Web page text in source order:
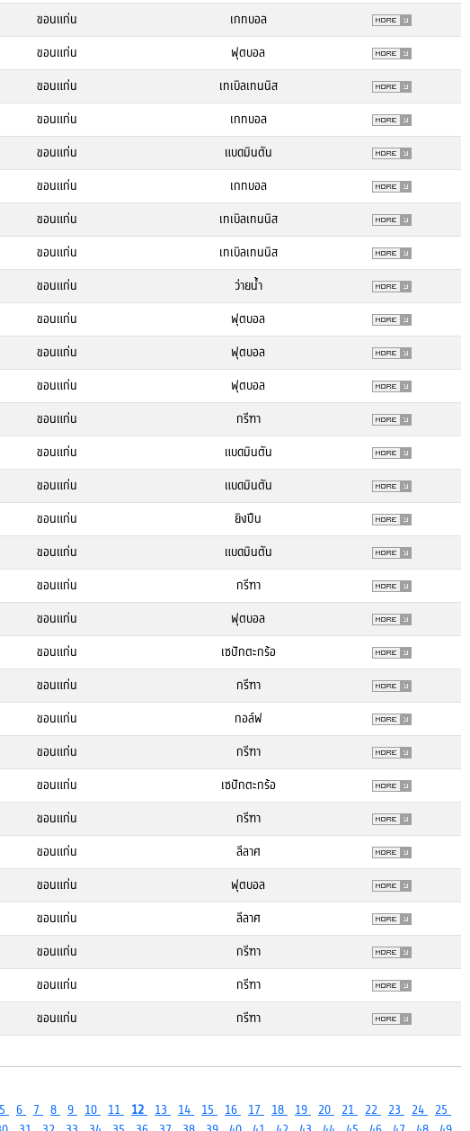
ขอนแก่น
เกทบอล
ขอนแก่น
ฟุตบอล
ขอนแก่น
เทเบิลเทนนิส
ขอนแก่น
เกทบอล
ขอนแก่น
แบดมินตัน
ขอนแก่น
เกทบอล
ขอนแก่น
เทเบิลเทนนิส
ขอนแก่น
เทเบิลเทนนิส
ขอนแก่น
ว่ายน้ำ
ขอนแก่น
ฟุตบอล
ขอนแก่น
ฟุตบอล
ขอนแก่น
ฟุตบอล
ขอนแก่น
กรีฑา
ขอนแก่น
แบดมินตัน
ขอนแก่น
แบดมินตัน
ขอนแก่น
ยิงปืน
ขอนแก่น
แบดมินตัน
ขอนแก่น
กรีฑา
ขอนแก่น
ฟุตบอล
ขอนแก่น
เซปักตะกร้อ
ขอนแก่น
กรีฑา
ขอนแก่น
กอล์ฟ
ขอนแก่น
กรีฑา
ขอนแก่น
เซปักตะกร้อ
ขอนแก่น
กรีฑา
ขอนแก่น
ลีลาศ
ขอนแก่น
ฟุตบอล
ขอนแก่น
ลีลาศ
ขอนแก่น
กรีฑา
ขอนแก่น
กรีฑา
ขอนแก่น กรีฑา
5 6 7 8 9 10 11 12 13 14 15 16 17 18 19 20 21 22 23 24
25